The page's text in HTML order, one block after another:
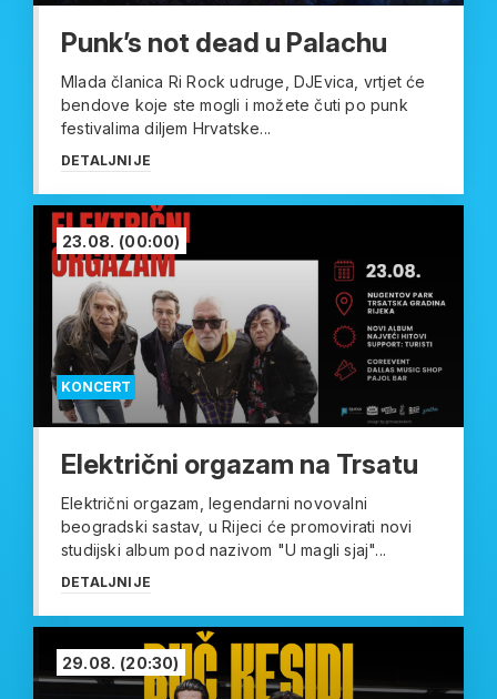
Punk’s not dead u Palachu
Mlada članica Ri Rock udruge, DJEvica, vrtjet će
bendove koje ste mogli i možete čuti po punk
festivalima diljem Hrvatske...
DETALJNIJE
KONCERT
23.08. (00:00)
Električni orgazam na Trsatu
Električni orgazam, legendarni novovalni
beogradski sastav, u Rijeci će promovirati novi
studijski album pod nazivom "U magli sjaj"...
DETALJNIJE
29.08. (20:30)